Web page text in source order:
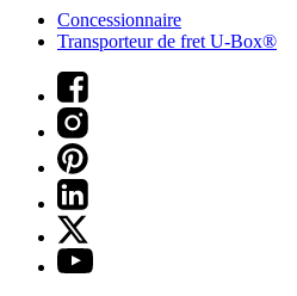
Concessionnaire
Transporteur de fret U-Box®